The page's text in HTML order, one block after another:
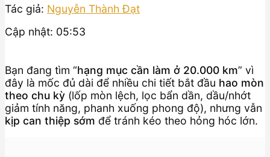
Tác giả: Nguyễn Thành Đạt
Cập nhật: 05:53
Bạn đang tìm “hạng mục cần làm ở 20.000 km” vì
đây là mốc đủ dài để nhiều chi tiết bắt đầu hao mòn
theo chu kỳ (lốp mòn lệch, lọc bẩn dần, dầu/nhớt
giảm tính năng, phanh xuống phong độ), nhưng vẫn
kịp can thiệp sớm để tránh kéo theo hỏng hóc lớn.